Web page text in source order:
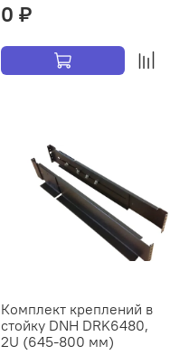
0 ₽
Комплект креплений в
стойку DNH DRK6480,
2U (645-800 мм)